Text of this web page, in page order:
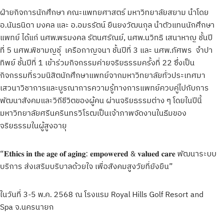
ฝ่ายกิจการนักศึกษา คณะแพทยศาสตร์ มหาวิทยาลัยสยาม นำโดย
อ.นันธนิดา มงคล และ อ.อมรรัตน์ ยืนยงวัฒนกุล นำตัวแทนนักศึกษา
แพทย์ ได้แก่ นศพ.พรมงคล รัตนศรัณย์, นศพ.นวิทธิ เสนาหาญ ชั้นปี
ที่ 5 นศพ.พิชามญชุ์ เครือกาญจนา ชั้นปีที่ 3 และ นศพ.ภัศพร จำปา
ทิพย์ ชั้นปีที่ 1 เข้าร่วมกิจกรรมค่ายจริยธรรมครั้งที่ 22 ซึ่งเป็น
กิจกรรมที่รวมนิสิตนักศึกษาแพทย์จากมหาวิทยาลัยทั่วประเทศมา
เสวนาวิชาการและบูรณาการความรู้ทางการแพทย์ควบคู่ไปกับการ
พัฒนาสังคมและวิถีชีวิตของผู้คน ผ่านจริยธรรมต่าง ๆ โดยในปีนี้
มหาวิทยาลัยศรีนครินทรวิโรฒเป็นเจ้าภาพจัดงานในธีมของ
จริยธรรมในผู้สูงอายุ
“𝐄𝐭𝐡𝐢𝐜𝐬 𝐢𝐧 𝐭𝐡𝐞 𝐚𝐠𝐞 𝐨𝐟 𝐚𝐠𝐢𝐧𝐠: 𝐞𝐦𝐩𝐨𝐰𝐞𝐫𝐞𝐝 & 𝐯𝐚𝐥𝐮𝐞𝐝 𝐜𝐚𝐫𝐞 พัฒนาระบบ
บริการ ส่งเสริมบริบาลด้วยใจ เพื่อสังคมสูงวัยที่ยังยืน”
ในวันที่ 3-5 พ.ค. 2568 ณ โรงแรม Royal Hills Golf Resort and
Spa จ.นครนายก